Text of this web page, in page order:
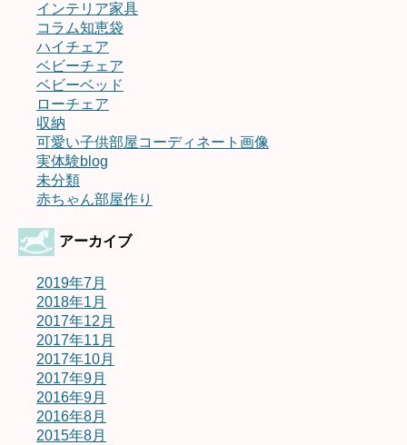
インテリア家具
コラム知恵袋
ハイチェア
ベビーチェア
ベビーベッド
ローチェア
収納
可愛い子供部屋コーディネート画像
実体験blog
未分類
赤ちゃん部屋作り
アーカイブ
2019年7月
2018年1月
2017年12月
2017年11月
2017年10月
2017年9月
2016年9月
2016年8月
2015年8月